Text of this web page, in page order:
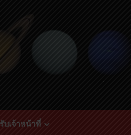
บเจ้าหน้าที่